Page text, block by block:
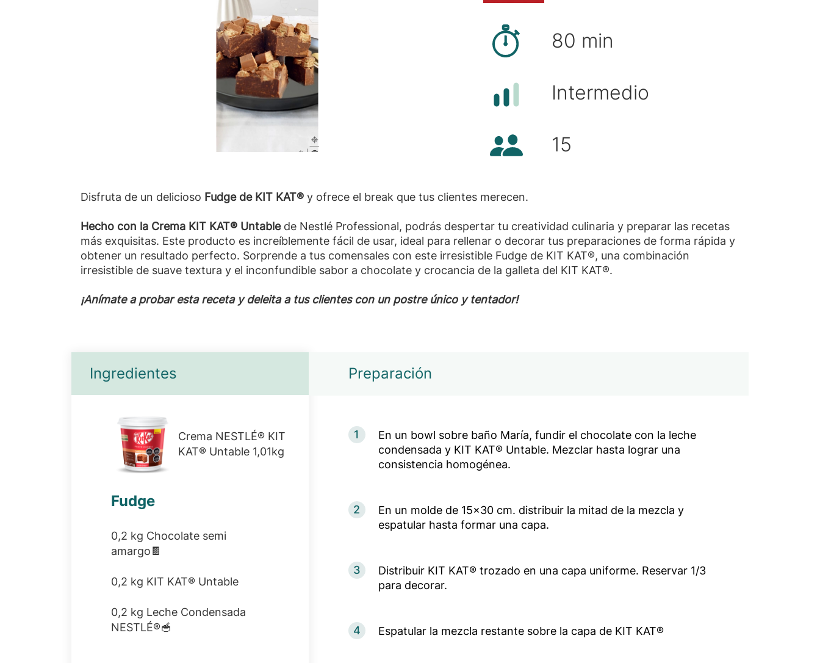
Tiempo de preparación
80 min
DificultadIntermedio
Cantidad de porciones
15
Disfruta de un delicioso Fudge de KIT KAT® y ofrece el break que tus clientes merecen.
Hecho con la Crema KIT KAT® Untablede Nestlé Professional, podrás despertar tu creatividad culinaria y preparar las recetas
más exquisitas. Este producto es increíblemente fácil de usar, ideal para rellenar o decorar tus preparaciones de forma rápida y
obtener un resultado perfecto. Sorprende a tus comensales con este irresistible Fudge de KIT KAT®, una combinación
irresistible de suave textura y el inconfundible sabor a chocolate y crocancia de la galleta del KIT KAT®.
¡Anímate a probar esta receta y deleita a tus clientes con un postre único y tentador!
Ingredientes
Crema NESTLÉ® KIT
KAT® Untable 1,01kg
Fudge
0,2 kg Chocolate semi
amargo🍫
0,2 kg KIT KAT® Untable
0,2 kg Leche Condensada
NESTLÉ®🥣
Preparación
1
En un bowl sobre baño María, fundir el chocolate con la leche
condensada y KIT KAT® Untable. Mezclar hasta lograr una
consistencia homogénea.
2
En un molde de 15x30 cm. distribuir la mitad de la mezcla y
espatular hasta formar una capa.
3
Distribuir KIT KAT® trozado en una capa uniforme. Reservar 1/3
para decorar.
4 Espatular la mezcla restante sobre la capa de KIT KAT®